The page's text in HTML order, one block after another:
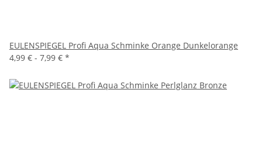
EULENSPIEGEL Profi Aqua Schminke Orange Dunkelorange
4,99 € - 7,99 € *